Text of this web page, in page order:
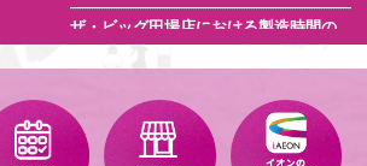
ザ・ビッグ田場店における製造時間の
スリムハンディファン」商品回収のお
詫びとお知らせ